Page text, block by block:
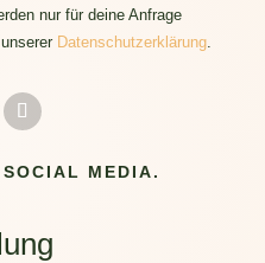
nur für deine Anfrage
Datenschutzerklärung.
MEDIA.